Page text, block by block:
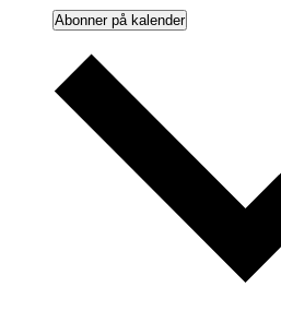
Abonner på kalender